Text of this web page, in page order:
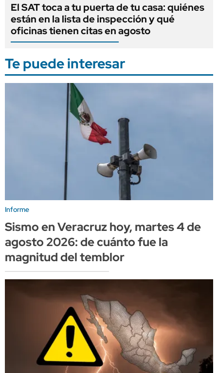
El SAT toca a tu puerta de tu casa: quiénes
están en la lista de inspección y qué
oficinas tienen citas en agosto
Te puede interesar
Informe
Sismo en Veracruz hoy, martes 4 de
agosto 2026: de cuánto fue la
magnitud del temblor